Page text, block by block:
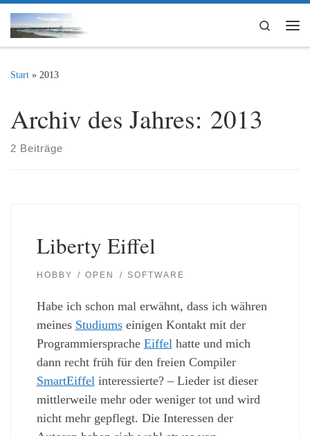
Zum Inhalt springen
Search
Start » 2013
Archiv des Jahres: 2013
2 Beiträge
Liberty Eiffel
HOBBY OPEN SOFTWARE
Habe ich schon mal erwähnt, dass ich währen
meines Studiumseinigen Kontakt mit der
Programmiersprache Eiffelhatte und mich
dann recht früh für den freien Compiler
SmartEiffelinteressierte? – Lieder ist dieser
mittlerweile mehr oder weniger tot und wird
nicht mehr gepflegt. Die Interessen der